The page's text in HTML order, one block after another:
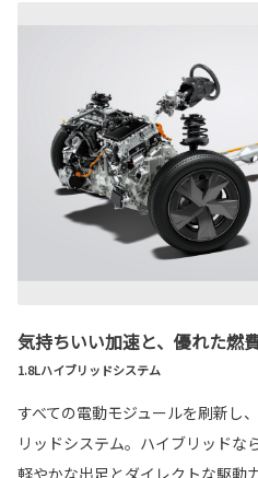
気持ちいい加速と、優れた燃
1.8Lハイブリッドシステム
すべての電動モジュールを刷新し
リッドシステム。ハイブリッドな